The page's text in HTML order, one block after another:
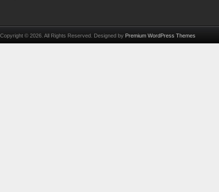
Copyright © 2026. All Rights Reserved. Designed by Premium WordPress Themes